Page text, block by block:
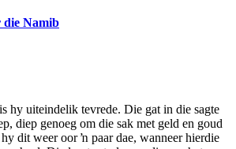
die Namib
hy uiteindelik tevrede. Die gat in die sagte
diep genoeg om die sak met geld en goud
dit weer oor ŉ paar dae, wanneer hierdie